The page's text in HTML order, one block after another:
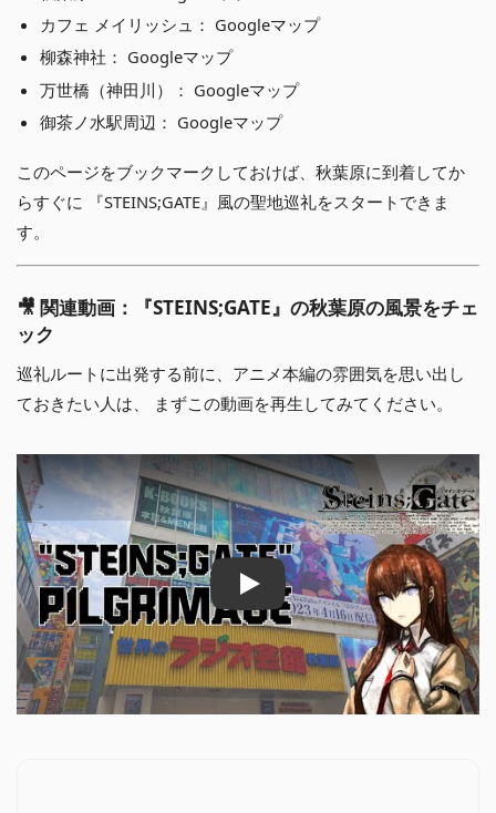
カフェ メイリッシュ： Googleマップ
柳森神社： Googleマップ
万世橋（神田川）： Googleマップ
御茶ノ水駅周辺： Googleマップ
このページをブックマークしておけば、秋葉原に到着してか
らすぐに 『STEINS;GATE』風の聖地巡礼をスタートできま
す。
🎥 関連動画：『STEINS;GATE』の秋葉原の風景をチェ
ック
巡礼ルートに出発する前に、アニメ本編の雰囲気を思い出し
ておきたい人は、 まずこの動画を再生してみてください。
Play